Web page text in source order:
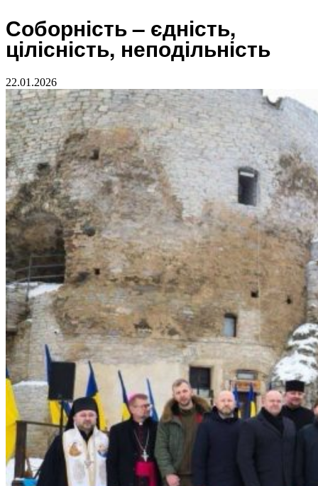
Соборність – єдність,
цілісність, неподільність
22.01.2026